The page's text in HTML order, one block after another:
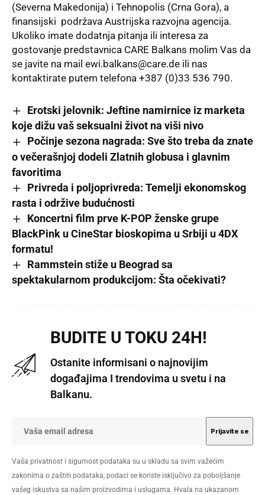
(Severna Makedonija) i Tehnopolis (Crna Gora), a
finansijski podržava Austrijska razvojna agencija.
Ukoliko imate dodatnja pitanja ili interesa za
gostovanje predstavnica CARE Balkans molim Vas da
se javite na mail ewi.balkans@care.de ili nas
kontaktirate putem telefona +387 (0)33 536 790.
Erotski jelovnik: Jeftine namirnice iz marketa
koje dižu vaš seksualni život na viši nivo
Počinje sezona nagrada: Sve što treba da znate
o večerašnjoj dodeli Zlatnih globusa i glavnim
favoritima
Privreda i poljoprivreda: Temelji ekonomskog
rasta i održive budućnosti
Koncertni film prve K-POP ženske grupe
BlackPink u CineStar bioskopima u Srbiji u 4DX
formatu!
Rammstein stiže u Beograd sa
spektakularnom produkcijom: Šta očekivati?
BUDITE U TOKU 24H!
Ostanite informisani o najnovijim
događajima I trendovima u svetu i na
Balkanu.
Vaša privatnost i sigurnost podataka su u skladu sa svim važećim
zakonima o zaštiti podataka, podaci se koriste isključivo za poboljšanje
vašeg iskustva sa našim proizvodima i uslugama. Hvala na ukazanom